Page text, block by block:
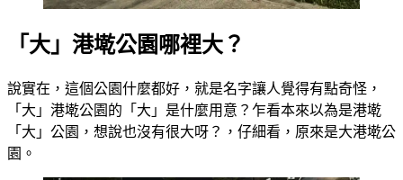
「大」港墘公園哪裡大？
說實在，這個公園什麼都好，就是名字讓人覺得有點奇怪，
「大」港墘公園的「大」是什麼用意？乍看本來以為是港墘
「大」公園，想說也沒有很大呀？，仔細看，原來是大港墘公
園。